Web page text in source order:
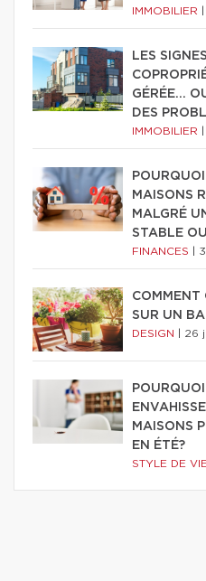
IMMOBILIER
LES
GÉRÉE…
DES
IMMOBILIER
MAISONS
MALGRÉ
STABLE
FINANCES
COMMENT
SUR UN
DESIGN 26
MAISONS
EN ÉTÉ?
STYLE DE VIE